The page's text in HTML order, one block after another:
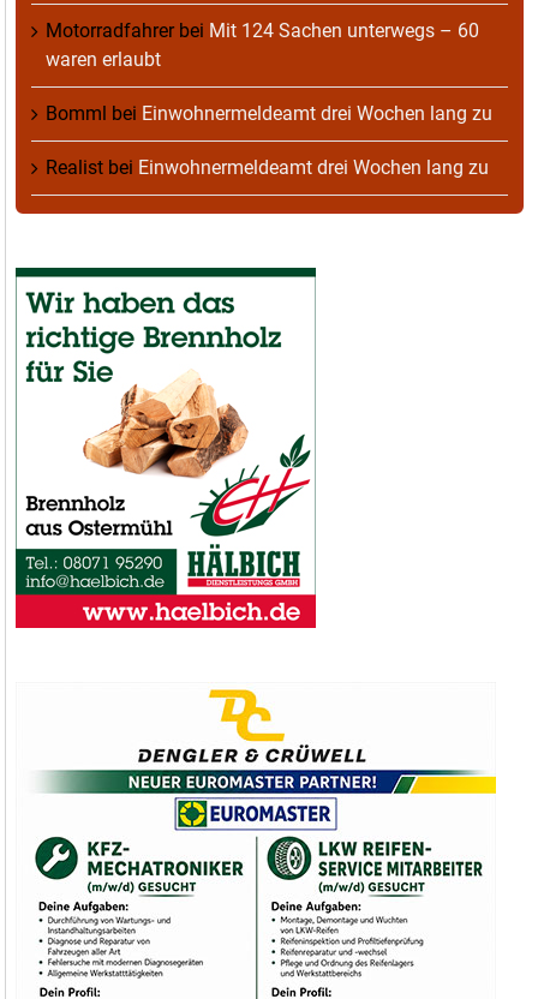
Motorradfahrerbei Mit 124 Sachen unterwegs – 60
waren erlaubt
Bomml bei Einwohnermeldeamt drei Wochen lang zu
Realist bei Einwohnermeldeamt drei Wochen lang zu